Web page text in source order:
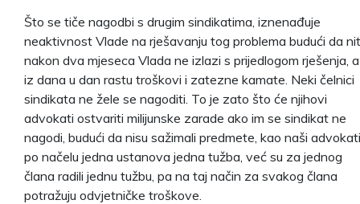
Što se tiče nagodbi s drugim sindikatima, iznenađuje
neaktivnost Vlade na rješavanju tog problema budući da
nakon dva mjeseca Vlada ne izlazi s prijedlogom rješenja, a
iz dana u dan rastu troškovi i zatezne kamate. Neki čelnici
sindikata ne žele se nagoditi. To je zato što će njihovi
advokati ostvariti milijunske zarade ako im se sindikat ne
nagodi, budući da nisu sažimali predmete, kao naši
po načelu jedna ustanova jedna tužba, već su za jednog
člana radili jednu tužbu, pa na taj način za svakog člana
potražuju odvjetničke troškove.